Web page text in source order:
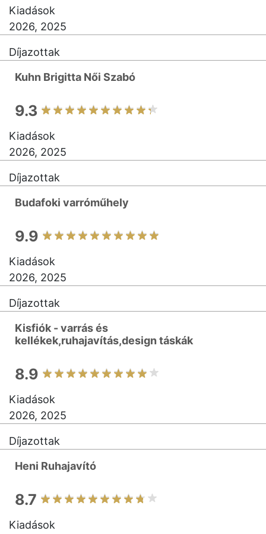
Kiadások
2026, 2025
Díjazottak
Kuhn Brigitta Női Szabó
9.3
Kiadások
2026, 2025
Díjazottak
Budafoki varróműhely
9.9
Kiadások
2026, 2025
Díjazottak
Kisfiók - varrás és
kellékek,ruhajavítás,design táskák
8.9
Kiadások
2026, 2025
Díjazottak
Heni Ruhajavító
8.7
Kiadások